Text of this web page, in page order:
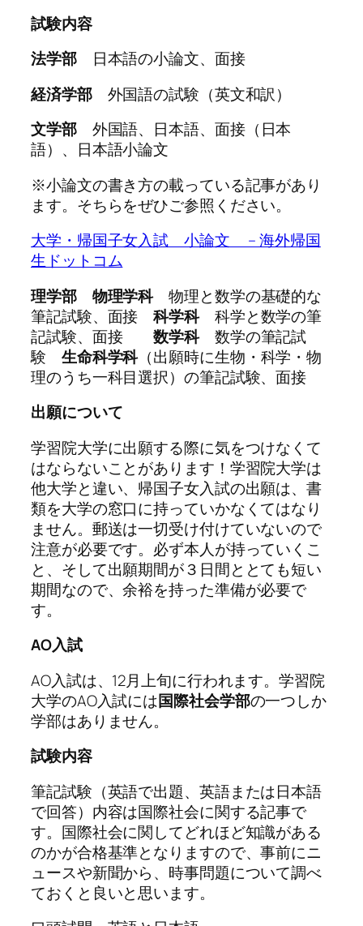
試験内容
法学部
日本語の小論文、面接
経済学部 外国語の試験（英文和訳）
文学部 外国語、日本語、面接（日本
語）、日本語小論文
※小論文の書き方の載っている記事があり
ます。そちらをぜひご参照ください。
大学・帰国子女入試 小論文 – 海外帰国
生ドットコム
理学部 物理学科物理と数学の基礎的な
筆記試験、面接科学科 科学と数学の筆
記試験、面接数学科 数学の筆記試
験 生命科学科（出願時に生物・科学・物
理のうち一科目選択）の筆記試験、面接
出願について
学習院大学に出願する際に気をつけなくて
はならないことがあります！学習院大学は
他大学と違い、帰国子女入試の出願は、書
類を大学の窓口に持っていかなくてはなり
ません。郵送は一切受け付けていないので
注意が必要です。必ず本人が持っていくこ
と、そして出願期間が３日間ととても短い
期間なので、余裕を持った準備が必要で
す。
AO入試
AO入試は、12月上旬に行われます。学習院
大学のAO入試には国際社会学部の一つしか
学部はありません。
試験内容
筆記試験（英語で出題、英語または日本語
で回答）内容は国際社会に関する記事で
す。国際社会に関してどれほど知識がある
のかが合格基準となりますので、事前にニ
ュースや新聞から、時事問題について調べ
ておくと良いと思います。